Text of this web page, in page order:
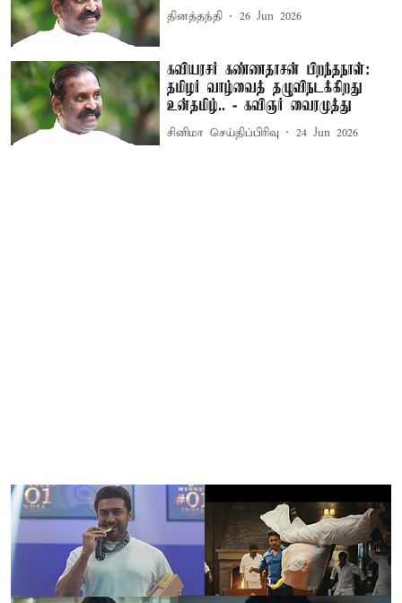
தினத்தந்தி 26 Jun 2026
கவியரசர் கண்ணதாசன் பிறந்தநாள்:
தமிழர் வாழ்வைத் தழுவிநடக்கிறது
உன்தமிழ்.. - கவிஞர் வைரமுத்து
சினிமா செய்திப்பிரிவு 24 Jun 2026